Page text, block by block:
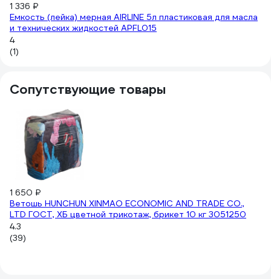
1 336 ₽
Емкость (лейка) мерная AIRLINE 5л пластиковая для масла
и технических жидкостей APFL015
4
(1)
Сопутствующие товары
1 650 ₽
Ветошь HUNCHUN XINMAO ECONOMIC AND TRADE CO.,
LTD ГОСТ, ХБ цветной трикотаж, брикет 10 кг 3051250
4.3
(39)